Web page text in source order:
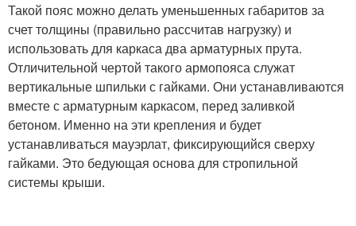
Такой пояс можно делать уменьшенных габаритов за
счет толщины (правильно рассчитав нагрузку) и
использовать для каркаса два арматурных прута.
Отличительной чертой такого армопояса служат
вертикальные шпильки с гайками. Они устанавливаются
вместе с арматурным каркасом, перед заливкой
бетоном. Именно на эти крепления и будет
устанавливаться мауэрлат, фиксирующийся сверху
гайками. Это бедующая основа для стропильной
системы крыши.